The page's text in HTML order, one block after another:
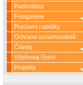
Padesátiny
Fotogalerie
Pracovní nabídky
Ochrana oznamovatelů
Články
Výběrová řízení
Projekty